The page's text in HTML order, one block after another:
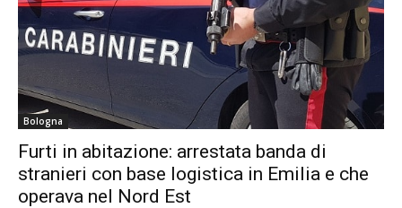
Bologna
Furti in abitazione: arrestata banda di
stranieri con base logistica in Emilia e che
operava nel Nord Est